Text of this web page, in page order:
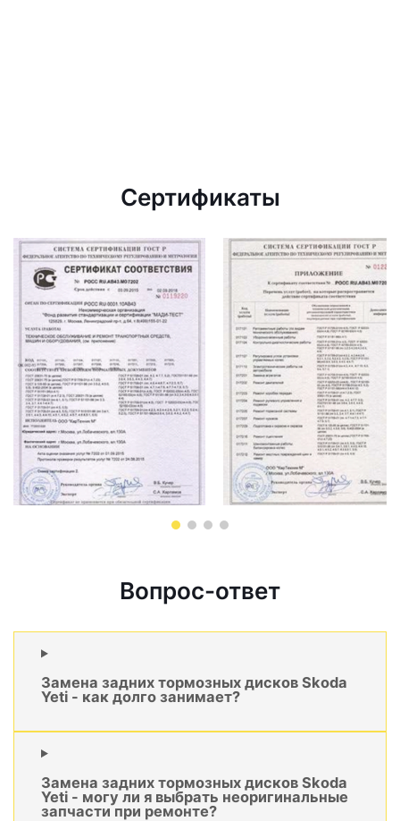
Сертификаты
Вопрос-ответ
Замена задних тормозных дисков Skoda
Yeti - как долго занимает?
Замена задних тормозных дисков Skoda
Yeti - могу ли я выбрать неоригинальные
запчасти при ремонте?